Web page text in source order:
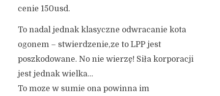
cenie 150usd.
To nadal jednak klasyczne odwracanie kota
ogonem – stwierdzenie,ze to LPP jest
poszkodowane. No nie wierzę! Siła korporacji
jest jednak wielka…
To moze w sumie ona powinna im